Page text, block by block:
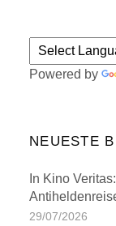
Powered by
NEUESTE
In Kino
29/07/2026